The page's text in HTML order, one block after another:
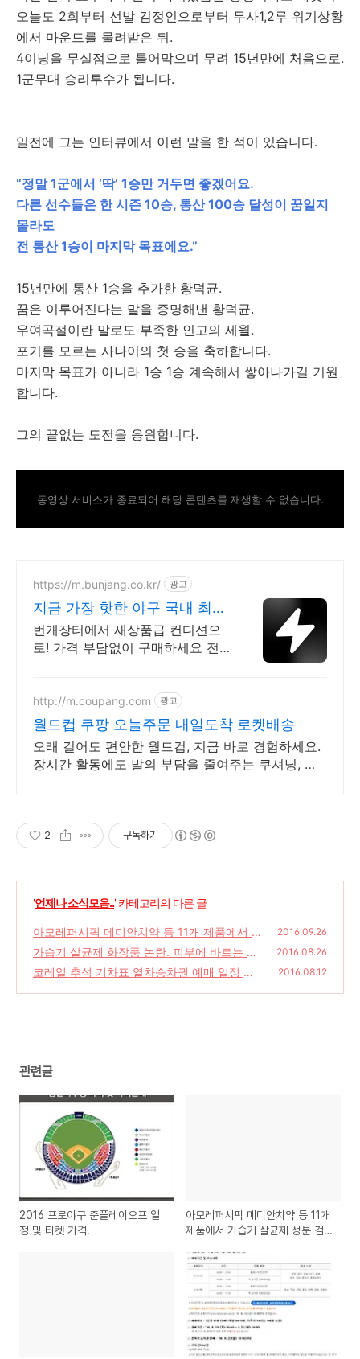
오늘도 2회부터 선발 김정인으로부터 무사1,2루 위기상황
에서 마운드를 물려받은 뒤.
4이닝을 무실점으로 틀어막으며 무려 15년만에 처음으로.
1군무대 승리투수가 됩니다.
일전에 그는 인터뷰에서 이런 말을 한 적이 있습니다.
“정말 1군에서 ‘딱’ 1승만 거두면 좋겠어요.
다른 선수들은 한 시즌 10승, 통산 100승 달성이 꿈일지
몰라도
전 통산 1승이 마지막 목표에요.”
15년만에 통산 1승을 추가한 황덕균.
꿈은 이루어진다는 말을 증명해낸 황덕균.
우여곡절이란 말로도 부족한 인고의 세월.
포기를 모르는 사나이의 첫 승을 축하합니다.
마지막 목표가 아니라 1승 1승 계속해서 쌓아나가길 기원
합니다.
그의 끝없는 도전을 응원합니다.
동영상 서비스가 종료되어 해당 콘텐츠를 재생할 수 없습니다.
https://m.bunjang.co.kr/ 광고
지금 가장 핫한 야구 국내 최대
브랜드 중고거래
번개장터에서 새상품급 컨디션으
로! 가격 부담없이 구매하세요 전
품 업로드
http://m.coupang.com 광고
월드컵 쿠팡 오늘주문 내일도착 로켓배송
오래 걸어도 편안한 월드컵, 지금 바로 경험하세요.
장시간 활동에도 발의 부담을 줄여주는 쿠셔닝, 쿠
2 구독하기
'언제나 소식모음..' 카테고리의 다른 글
아모레퍼시픽 메디안치약 등 11개 제품에서 가
습기 살균제 성분 검출 파문.
(0)
2016.09.26
가습기 살균제 화장품 논란. 피부에 바르는 유
독물질 함유된 화장품 목록.
(0)
2016.08.26
코레일 추석 기차표 열차승차권 예매 일정 및
2016.08.12
관련글
2016 프로야구 준플레이오프 일
정 및 티켓 가격.
아모레퍼시픽 메디안치약 등 11개
제품에서 가습기 살균제 성분 검